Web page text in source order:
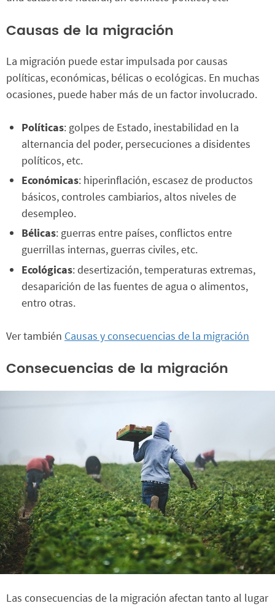
Causas de la migración
La migración puede estar impulsada por causas
políticas, económicas, bélicas o ecológicas. En muchas
ocasiones, puede haber más de un factor involucrado.
Políticas: golpes de Estado, inestabilidad en la
alternancia del poder, persecuciones a disidentes
políticos, etc.
Económicas: hiperinflación, escasez de productos
básicos, controles cambiarios, altos niveles de
desempleo.
Bélicas: guerras entre países, conflictos entre
guerrillas internas, guerras civiles, etc.
Ecológicas: desertización, temperaturas extremas,
desaparición de las fuentes de agua o alimentos,
entro otras.
Ver también Causas y consecuencias de la migración
Consecuencias de la migración
Las consecuencias de la migración afectan tanto al lugar